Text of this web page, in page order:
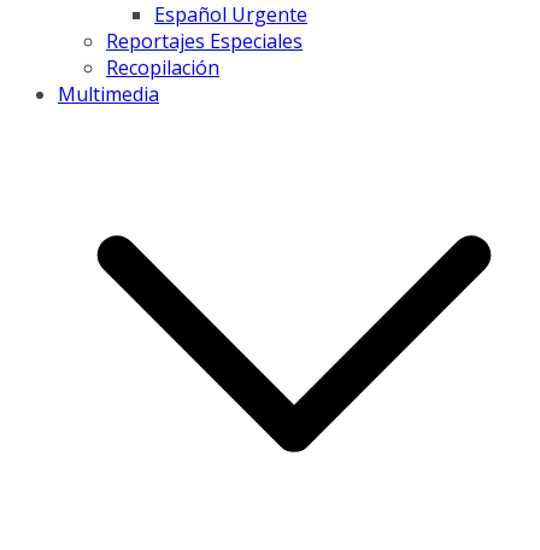
Español Urgente
Reportajes Especiales
Recopilación
Multimedia